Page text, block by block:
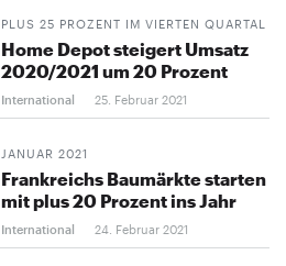
PLUS 25 PROZENT IM VIERTEN QUARTAL
Home Depot steigert Umsatz
2020/2021 um 20 Prozent
International 25. Februar 2021
JANUAR 2021
Frankreichs Baumärkte starten
mit plus 20 Prozent ins Jahr
International 24. Februar 2021